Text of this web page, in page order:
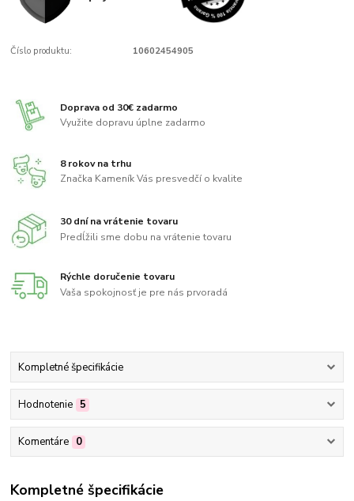
Číslo produktu: 10602454905
Doprava od 30€ zadarmo
Využite dopravu úplne zadarmo
8 rokov na trhu
Značka Kameník Vás presvedčí o kvalite
30 dní na vrátenie tovaru
Predĺžili sme dobu na vrátenie tovaru
Rýchle doručenie tovaru
Vaša spokojnosť je pre nás prvoradá
Kompletné špecifikácie
Hodnotenie 5
Komentáre 0
Kompletné špecifikácie